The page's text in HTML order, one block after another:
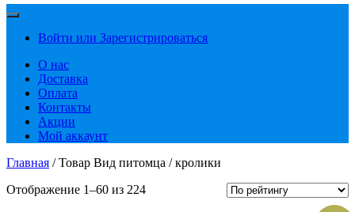
Войти или Зарегистрироваться
О нас
Доставка
Оплата
Контакты
Акции
Мой аккаунт
Главная / Товар Вид питомца / кролики
Отображение 1–60 из 224Сортировка: